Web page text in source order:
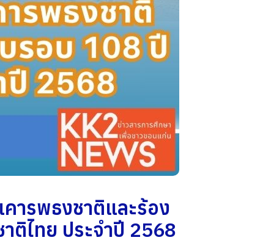
ารพธงชาติและร้อง
ติไทย ประจำปี 2568